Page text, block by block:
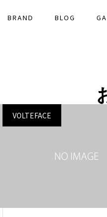
BRAND BLOG
VOLTEFACE